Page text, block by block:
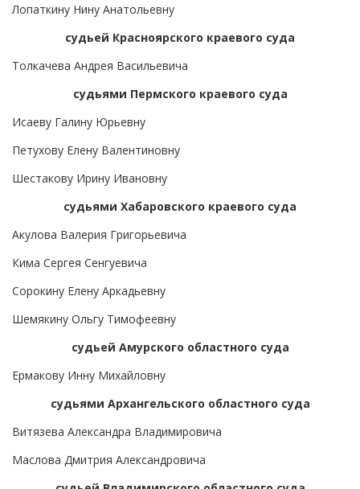
Лопаткину Нину Анатольевну
судьей Красноярского краевого суда
Толкачева Андрея Васильевича
судьями Пермского краевого суда
Исаеву Галину Юрьевну
Петухову Елену Валентиновну
Шестакову Ирину Ивановну
судьями Хабаровского краевого суда
Акулова Валерия Григорьевича
Кима Сергея Сенгуевича
Сорокину Елену Аркадьевну
Шемякину Ольгу Тимофеевну
судьей Амурского областного суда
Ермакову Инну Михайловну
судьями Архангельского областного суда
Витязева Александра Владимировича
Маслова Дмитрия Александровича